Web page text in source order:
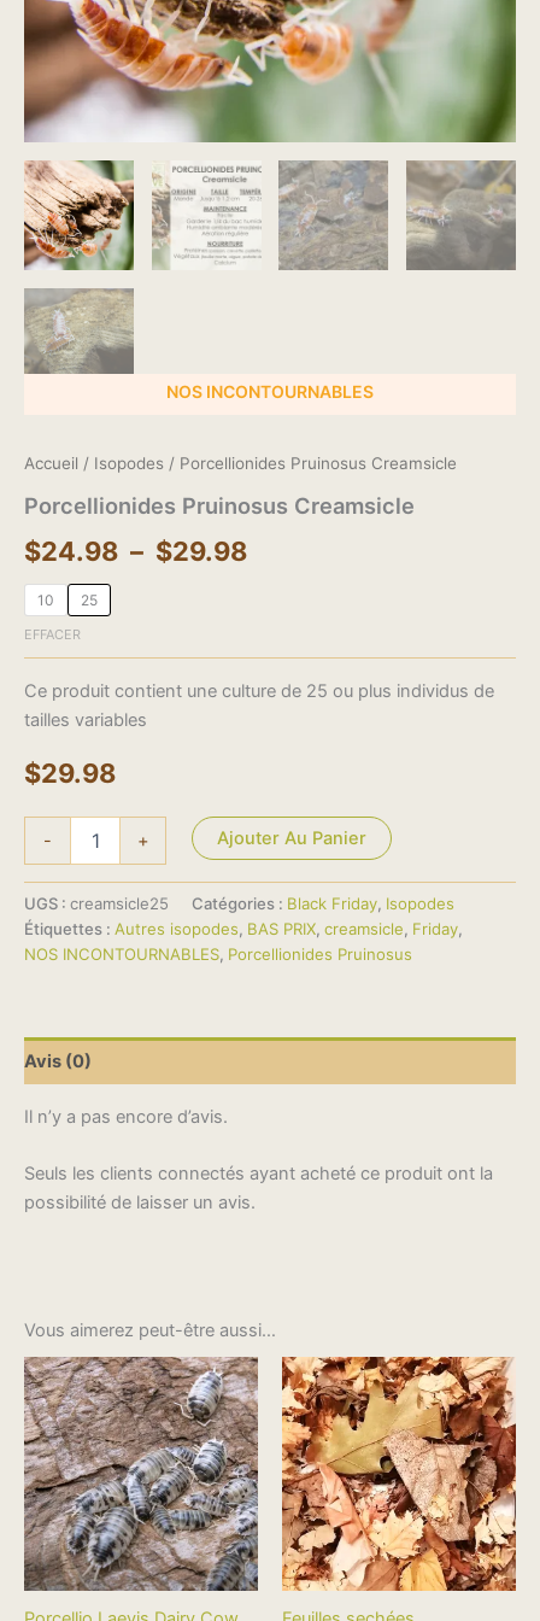
NOS INCONTOURNABLES
Accueil / Isopodes / Porcellionides Pruinosus Creamsicle
Porcellionides Pruinosus Creamsicle
$24.98 – $29.98
10 25
EFFACER
Ce produit contient une culture de 25 ou plus individus de
tailles variables
$29.98
- + Ajouter Au Panier
UGS : creamsicle25 Catégories : Black Friday, Isopodes
Étiquettes : Autres isopodes, BAS PRIX, creamsicle, Friday,
NOS INCONTOURNABLES, Porcellionides Pruinosus
Avis (0)
Il n’y a pas encore d’avis.
Seuls les clients connectés ayant acheté ce produit ont la
possibilité de laisser un avis.
Vous aimerez peut-être aussi…
Plage
de
prix :
$39.98
à
$47.98
Ce
produit
a
plusieurs
variations.
Les
options
peuvent
Le
prix
initial
était :
$5.99.
Le
prix
actuel
est :
$4.99.
Ce
a
Les